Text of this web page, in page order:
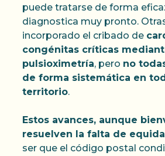
puede tratarse de forma
diagnostica muy pronto.
incorporado el cribado de
congénitas críticas
pulsioximetría, pero no
de forma sistemática en
territorio.
Estos avances, aunque
resuelven la falta de
ser que el código postal